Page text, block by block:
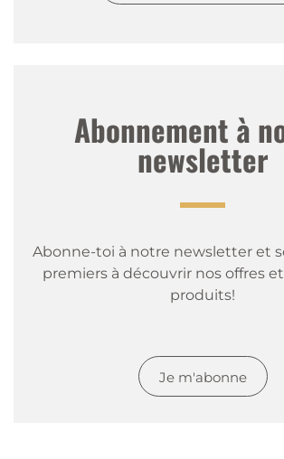
Abonnement à
newsletter
Abonne-toi à notre newsletter et
premiers à découvrir nos offres
produits!
Je m'abonne